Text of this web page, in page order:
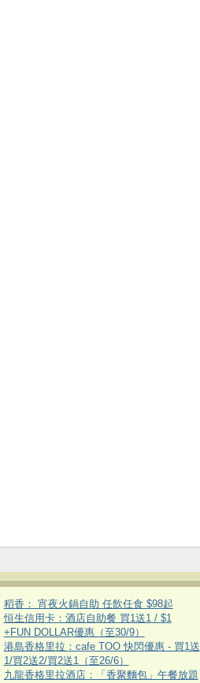
稻香： 宵夜火鍋自助 任飲任食 $98起
恒生信用卡：酒店自助餐 買1送1 / $1
+FUN DOLLAR優惠（至30/9）
港島香格里拉：cafe TOO 快閃優惠 - 買1送
1/買2送2/買2送1（至26/6）
九龍香格里拉酒店：「香聚麵包」午餐放題